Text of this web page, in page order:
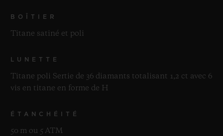
BOÎTIER
Titane satiné et poli
LUNETTE
Titane poli Sertie de 36 diamants totalisant 1,2 ct avec 6
vis en titane en forme de H
ÉTANCHÉITÉ
50 m ou 5 ATM